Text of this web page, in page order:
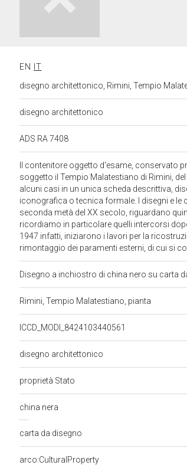
EN
IT
disegno architettonico, Rimini, Tempio
disegno architettonico
ADS RA 7408
Il contenitore oggetto d'esame, conservato
soggetto il Tempio Malatestiano di Rimini,
alcuni casi in un unica scheda descrittiva,
iconografica o tecnica formale. I disegni e
seconda metà del XX secolo, riguardano
ricordiamo in particolare quelli intercorsi
1947 infatti, iniziarono i lavori per la
rimontaggio dei paramenti esterni, di cui si
Disegno a inchiostro di china nero su carta
Rimini, Tempio Malatestiano, pianta
ICCD_MODI_8424103440561
disegno architettonico
proprietà Stato
china nera
carta da disegno
arco:CulturalProperty